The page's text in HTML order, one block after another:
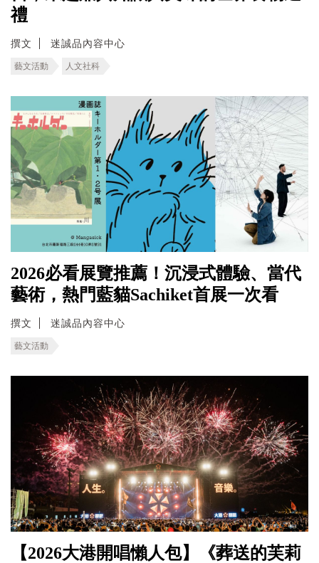
禮
撰文 迷誠品內容中心
藝文活動 人文社科
2026必看展覽推薦！沉浸式體驗、當代
藝術，熱門藍貓Sachiket首展一次看
撰文 迷誠品內容中心
藝文活動
【2026大港開唱懶人包】《葬送的芙莉